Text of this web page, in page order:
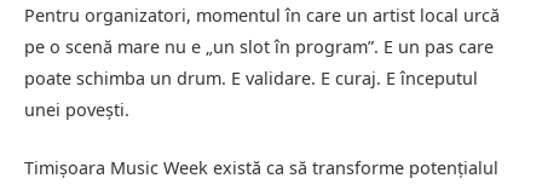
Pentru organizatori, momentul în care un artist local urcă
pe o scenă mare nu e „un slot în program”. E un pas care
poate schimba un drum. E validare. E curaj. E începutul
unei povești.
Timișoara Music Week există ca să transforme potențialul